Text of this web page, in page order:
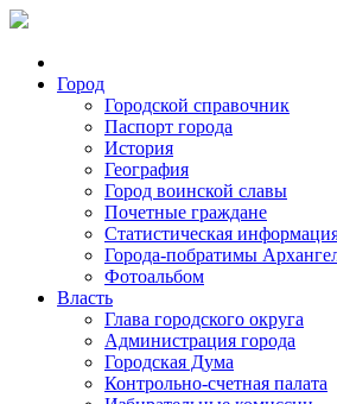
Город
Городской справочник
Паспорт города
История
География
Город воинской славы
Почетные граждане
Статистическая
Города-побратимы
Фотоальбом
Власть
Глава городского округа
Администрация города
Городская Дума
Контрольно-счетная палата